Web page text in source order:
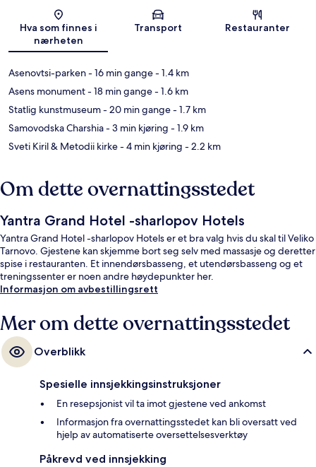
Hva som finnes i
nærheten
Transport Restauranter
Asenovtsi-parken- 16 min gange- 1.4 km
Asens monument- 18 min gange- 1.6 km
Statlig kunstmuseum- 20 min gange- 1.7 km
Samovodska Charshia- 3 min kjøring - 1.9 km
Sveti Kiril & Metodii kirke- 4 min kjøring - 2.2 km
Om dette overnattingsstedet
Yantra Grand Hotel -sharlopov Hotels
Yantra Grand Hotel -sharlopov Hotels er et bra valg hvis du skal til Veliko
Tarnovo. Gjestene kan skjemme bort seg selv med massasje og deretter
spise i restauranten. Et innendørsbasseng, et utendørsbasseng og et
treningssenter er noen andre høydepunkter her.
Informasjon om avbestillingsrett
Mer om dette overnattingsstedet
Overblikk
Spesielle innsjekkingsinstruksjoner
En resepsjonist vil ta imot gjestene ved ankomst
Informasjon fra overnattingsstedet kan bli oversatt ved
hjelp av automatiserte oversettelsesverktøy
Påkrevd ved innsjekking